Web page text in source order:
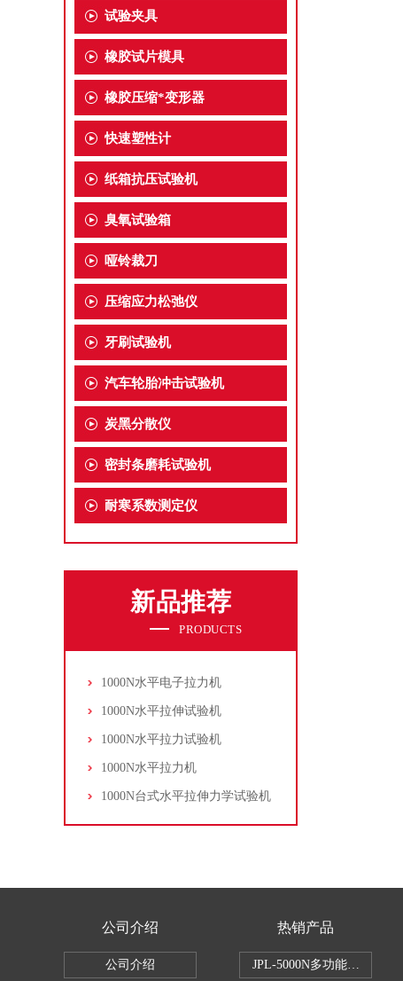
试验夹具
橡胶试片模具
橡胶压缩*变形器
快速塑性计
纸箱抗压试验机
臭氧试验箱
哑铃裁刀
压缩应力松弛仪
牙刷试验机
汽车轮胎冲击试验机
炭黑分散仪
密封条磨耗试验机
耐寒系数测定仪
新品推荐
PRODUCTS
1000N水平电子拉力机
1000N水平拉伸试验机
1000N水平拉力试验机
1000N水平拉力机
1000N台式水平拉伸力学试验机
公司介绍
公司介绍
热销产品
JPL-5000N多功能电子拉力机